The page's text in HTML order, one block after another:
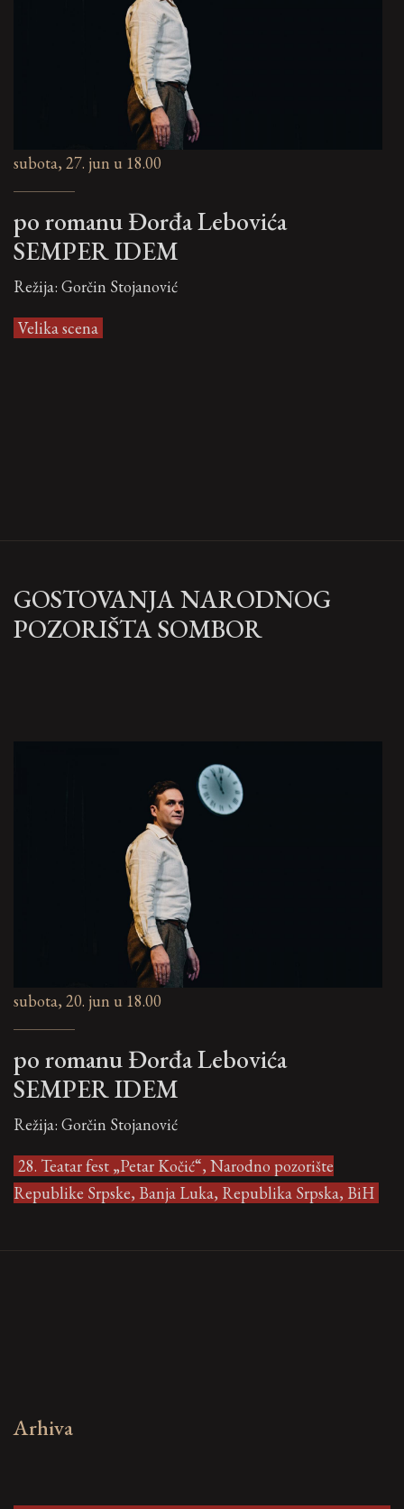
subota, 27. jun u 18.00
po romanu Đorđa Lebovića
SEMPER IDEM
Režija: Gorčin Stojanović
Velika scena
GOSTOVANJA NARODNOG
POZORIŠTA SOMBOR
subota, 20. jun u 18.00
po romanu Đorđa Lebovića
SEMPER IDEM
Režija: Gorčin Stojanović
28. Teatar fest „Petar Kočić“, Narodno pozorište
Republike Srpske, Banja Luka, Republika Srpska, BiH
Arhiva